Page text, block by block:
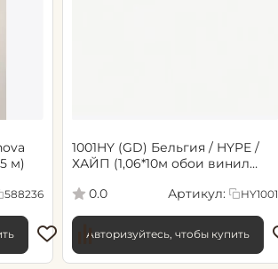
м)
588236
1001HY (GD) Бельгия / HYPE /
ХАЙП (1,06*10м обои винил
0.0
Артикул: HY1001
Авторизуйтесь, чтобы купить